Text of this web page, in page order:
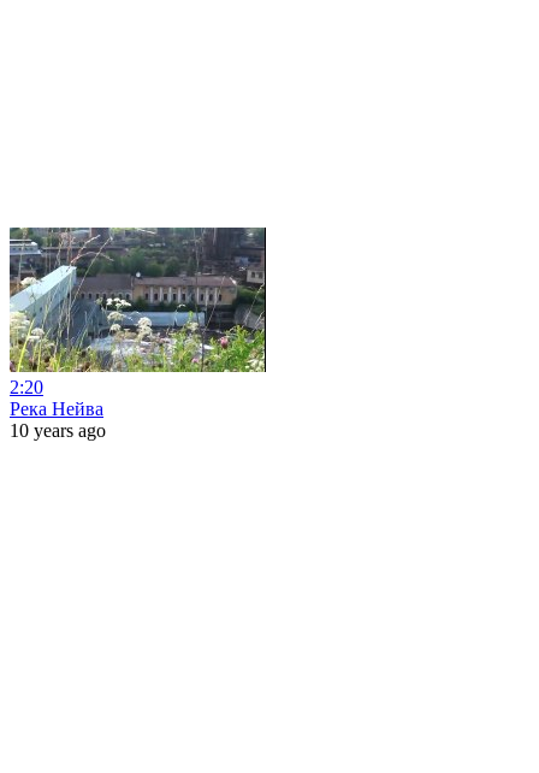
2:20
Река Нейва
10 years ago